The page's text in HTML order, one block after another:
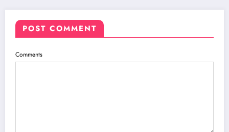
POST COMMENT
Comments